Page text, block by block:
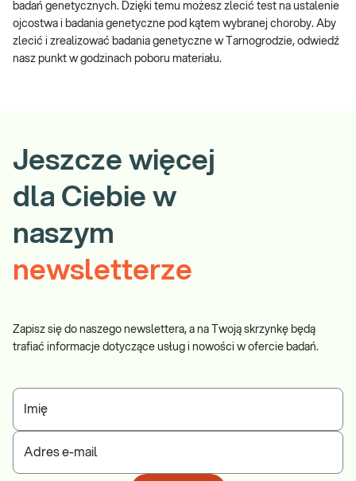
badań genetycznych. Dzięki temu możesz zlecić test na ustalenie
ojcostwa i badania genetyczne pod kątem wybranej choroby. Aby
zlecić i zrealizować badania genetyczne w Tarnogrodzie, odwiedź
nasz punkt w godzinach poboru materiału.
Jeszcze więcej
dla Ciebie w
naszym
newsletterze
Zapisz się do naszego newslettera, a na Twoją skrzynkę będą
trafiać informacje dotyczące usług i nowości w ofercie badań.
Imię
Adres e-mail